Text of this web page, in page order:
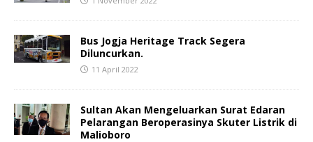
Bus Jogja Heritage Track Segera
Diluncurkan.
11 April 2022
Sultan Akan Mengeluarkan Surat Edaran
Pelarangan Beroperasinya Skuter Listrik di
Malioboro